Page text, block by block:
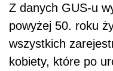
Z danych GUS-u
powyżej 50. roku
wszystkich
kobiety, które po